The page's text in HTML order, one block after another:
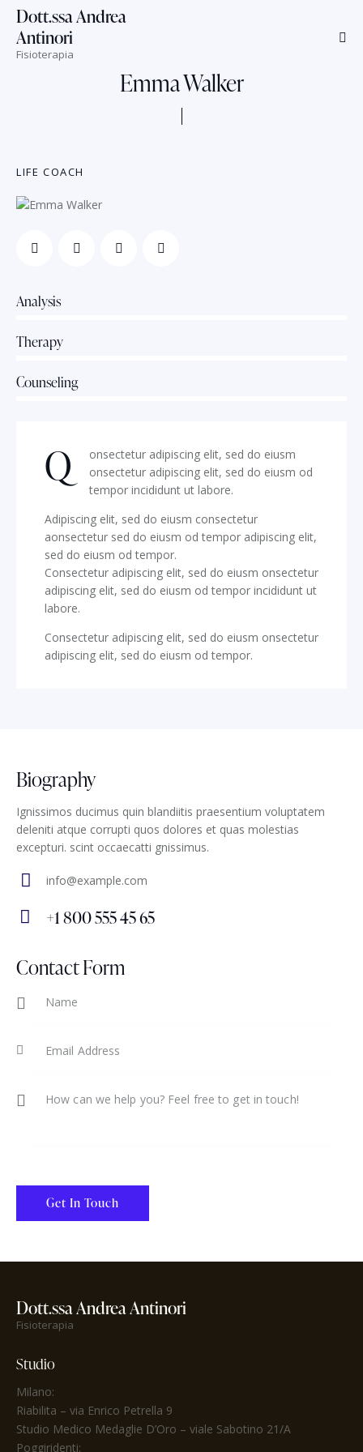
Dott.ssa Andrea
Antinori
Fisioterapia
Emma Walker
LIFE COACH
Analysis
Therapy
Counseling
Q
onsectetur adipiscing elit, sed do eiusm
onsectetur adipiscing elit, sed do eiusm od
tempor incididunt ut labore.
Adipiscing elit, sed do eiusm consectetur
aonsectetur sed do eiusm od tempor adipiscing elit,
sed do eiusm od tempor.
Consectetur adipiscing elit, sed do eiusm onsectetur
adipiscing elit, sed do eiusm od tempor incididunt ut
labore.
Consectetur adipiscing elit, sed do eiusm onsectetur
adipiscing elit, sed do eiusm od tempor.
Biography
Ignissimos ducimus quin blandiitis praesentium voluptatem
deleniti atque corrupti quos dolores et quas molestias
excepturi. scint occaecatti gnissimus.
E-
m
:
info@example.com
on
+1 800 555 45 65
Contact Form
Dott.ssa Andrea Antinori
Fisioterapia
Studio
Milano:
Riabilita – via Enrico Petrella 9
Studio Medico Medaglie D’Oro – viale Sabotino 21/A
Poggiridenti: